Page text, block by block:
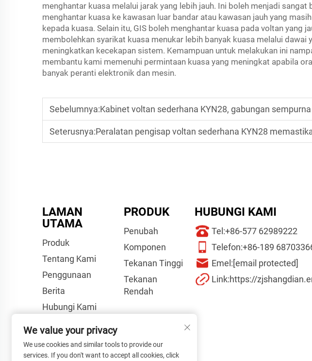
menghantar kuasa melalui jarak yang lebih jauh. Ini boleh menjadi sangat
menghantar kuasa ke kawasan luar bandar atau kawasan jauh yang
kepada kuasa. Selain itu, GIS boleh menghantar kuasa pada voltan yang
membolehkan syarikat kuasa menukar lebih banyak kuasa melalui dawai
meningkatkan kecekapan sistem. Kemampuan untuk melakukan ini
membantu kami memenuhi permintaan kuasa yang meningkat apabila
banyak peranti elektronik dan mesin.
Sebelumnya:Kabinet voltan sederhana KYN28, gabungan sempurna antara
Seterusnya:Peralatan pengisap voltan sederhana KYN28 memastikan kecekapan dan
LAMAN
UTAMA
Produk
Tentang Kami
Penggunaan
Berita
Hubungi Kami
Panduan Projek
PRODUK
Penubah
Komponen
Tekanan Tinggi
Tekanan
Rendah
HUBUNGI KAMI
Tel:+86-577 62989222
Telefon:+86-189
Emel:[email protected]
Link:https://
We value your privacy
We use cookies and similar tools to provide our
services. If you don't want to accept all cookies, click